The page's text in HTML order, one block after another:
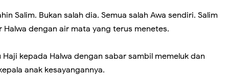
Salim. Bukan salah dia. Semua salah Awa sendiri. Salim
Halwa dengan air mata yang terus menetes.
Haji kepada Halwa dengan sabar sambil memeluk dan
anak kesayangannya.